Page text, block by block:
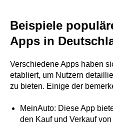
Beispiele
Apps in
Verschiedene Apps haben
etabliert, um Nutzern
zu bieten. Einige der
MeinAuto: Diese App
den Kauf und Verkauf